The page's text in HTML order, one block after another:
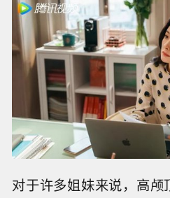
对于许多姐妹来说，高